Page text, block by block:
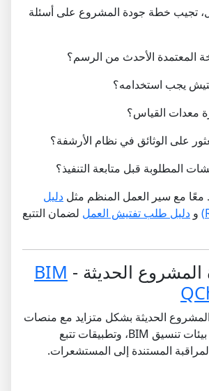
تجيب خطة جودة المشروع على أسئلة
المعتمدة الأحدث من الرسم؟
يجب استخدامه؟
معدات القياس؟
على الوثائق في نظام الأرشفة؟
المطلوبة قبل متابعة التنفيذ؟
معًا مع سير العمل المنظم مثل دليل
و دليل طلب تفتيش العمل لضمان التتبع
الحديثة - BIM
الحديثة بشكل متزايد مع منصات
البناء الرقمية مثل بيئات تنسيق BIM، وتطبيقات تتبع
المستندة إلى المستشعرات.